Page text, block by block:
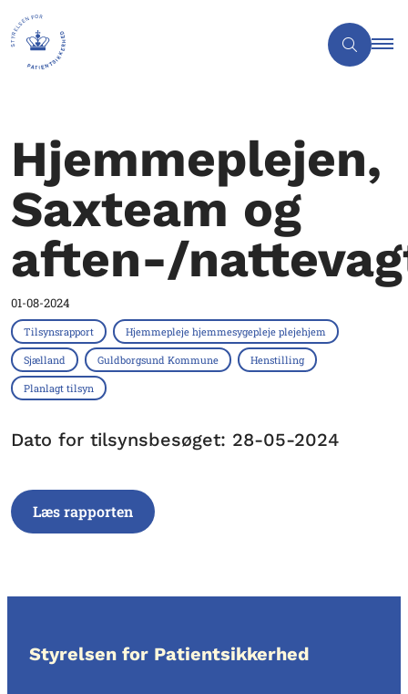
Hjemmeplejen,
Saxteam og
aften-/
01-08-2024
Tilsynsrapport Hjemmepleje hjemmesygepleje plejehjem
Sjælland Guldborgsund Kommune Henstilling
Planlagt tilsyn
Dato for tilsynsbesøget: 28-05-2024
Læs rapporten
Styrelsen for Patientsikkerhed